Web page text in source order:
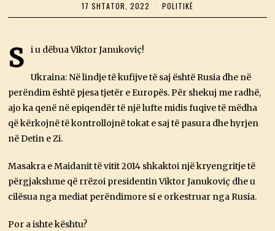
17 SHTATOR, 2022
7
O
,
2
0
2
POLITIKË
S i u dëbua Viktor Janukoviç!
Ukraina: Në lindje të kufijve të saj është Rusia dhe në
perëndim është pjesa tjetër e Europës. Për shekuj me radhë,
ajo ka qenë në epiqendër të një lufte midis fuqive të mëdha
që kërkojnë të kontrollojnë tokat e saj të pasura dhe hyrjen
në Detin e Zi.
Masakra e Maidanit të vitit 2014 shkaktoi një kryengritje të
përgjakshme që rrëzoi presidentin Viktor Janukoviç dhe u
cilësua nga mediat perëndimore si e orkestruar nga Rusia.
Por a ishte kështu?